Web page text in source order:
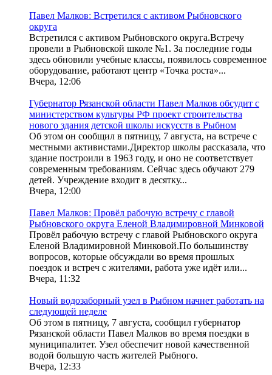
Павел Малков: Встретился с активом Рыбновского
округа
Встретился с активом Рыбновского округа.Встречу
провели в Рыбновской школе №1. За последние годы
здесь обновили учебные классы, появилось современное
оборудование, работают центр «Точка роста»...
Вчера, 12:06
Губернатор Рязанской области Павел Малков обсудит с
министерством культуры РФ проект строительства
нового здания детской школы искусств в Рыбном
Об этом он сообщил в пятницу, 7 августа, на встрече с
местными активистами.Директор школы рассказала, что
здание построили в 1963 году, и оно не соответствует
современным требованиям. Сейчас здесь обучают 279
детей. Учреждение входит в десятку...
Вчера, 12:00
Павел Малков: Провёл рабочую встречу с главой
Рыбновского округа Еленой Владимировной Минковой
Провёл рабочую встречу с главой Рыбновского округа
Еленой Владимировной Минковой.По большинству
вопросов, которые обсуждали во время прошлых
поездок и встреч с жителями, работа уже идёт или...
Вчера, 11:32
Новый водозаборный узел в Рыбном начнет работать на
следующей неделе
Об этом в пятницу, 7 августа, сообщил губернатор
Рязанской области Павел Малков во время поездки в
муниципалитет. Узел обеспечит новой качественной
водой большую часть жителей Рыбного.
Вчера, 12:33